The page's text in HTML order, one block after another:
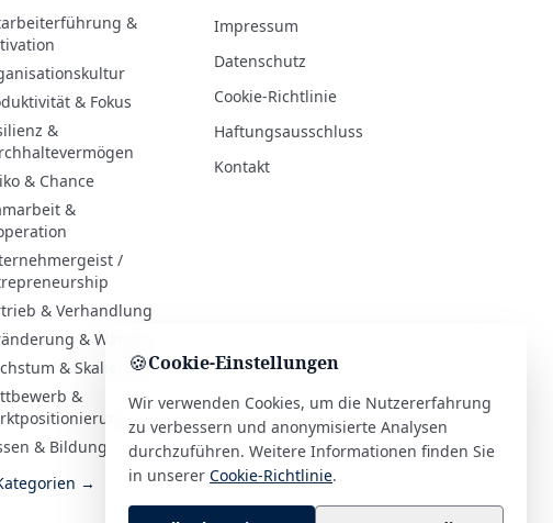
&
& Fokus
&
& Chance
&
/
& Verhandlung
& Wandel
& Skalierung
&
& Bildung
→
Impressum
Datenschutz
Cookie-Richtlinie
Haftungsausschluss
Kontakt
🍪Cookie-Einstellungen
Wir verwenden Cookies, um die Nutzererfahrung
zu verbessern und anonymisierte Analysen
durchzuführen. Weitere Informationen finden Sie
in unserer Cookie-Richtlinie.